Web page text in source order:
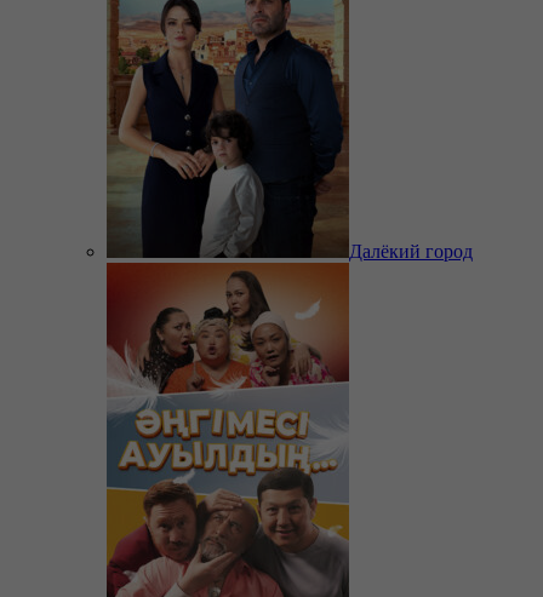
Далёкий город